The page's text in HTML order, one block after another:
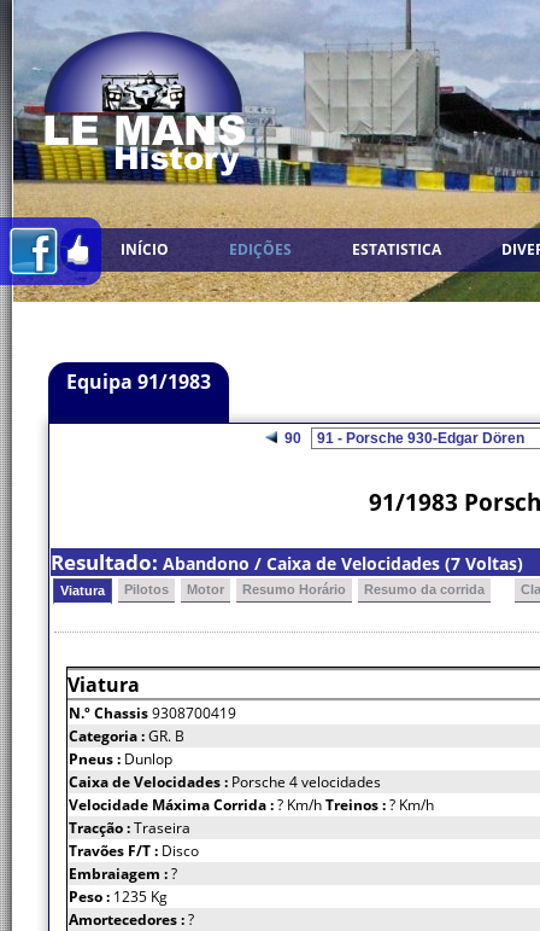
INÍCIO EDIÇÕES ESTATISTICA
Equipa 91/1983
90
91/1983
Resultado: Abandono / Caixa de Velocidades (7 Voltas)
Viatura Pilotos Motor Resumo Horário Resumo da corrida
Viatura
N.º Chassis9308700419
Categoria :GR. B
Pneus : Dunlop
Caixa de Velocidades : Porsche 4 velocidades
Velocidade Máxima Corrida :? Km/hTreinos :? Km/h
Tracção :Traseira
Travões F/T : Disco
Embraiagem :?
Peso : 1235 Kg
Amortecedores :?